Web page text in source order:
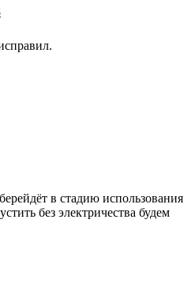
в стадию использования
без электричества будем